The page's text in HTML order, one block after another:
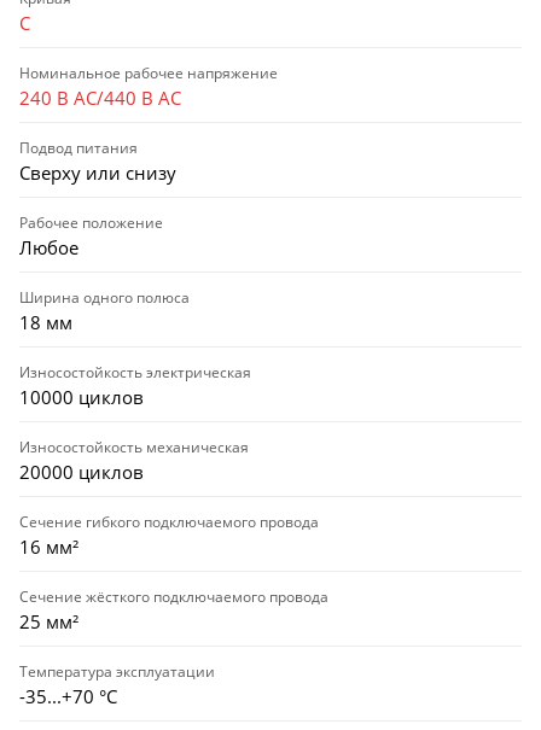
C
Номинальное рабочее напряжение
240 В AC/440 В AC
Подвод питания
Сверху или снизу
Рабочее положение
Любое
Ширина одного полюса
18 мм
Износостойкость электрическая
10000 циклов
Износостойкость механическая
20000 циклов
Сечение гибкого подключаемого провода
16 мм²
Сечение жёсткого подключаемого провода
25 мм²
Температура эксплуатации
-35...+70 °С